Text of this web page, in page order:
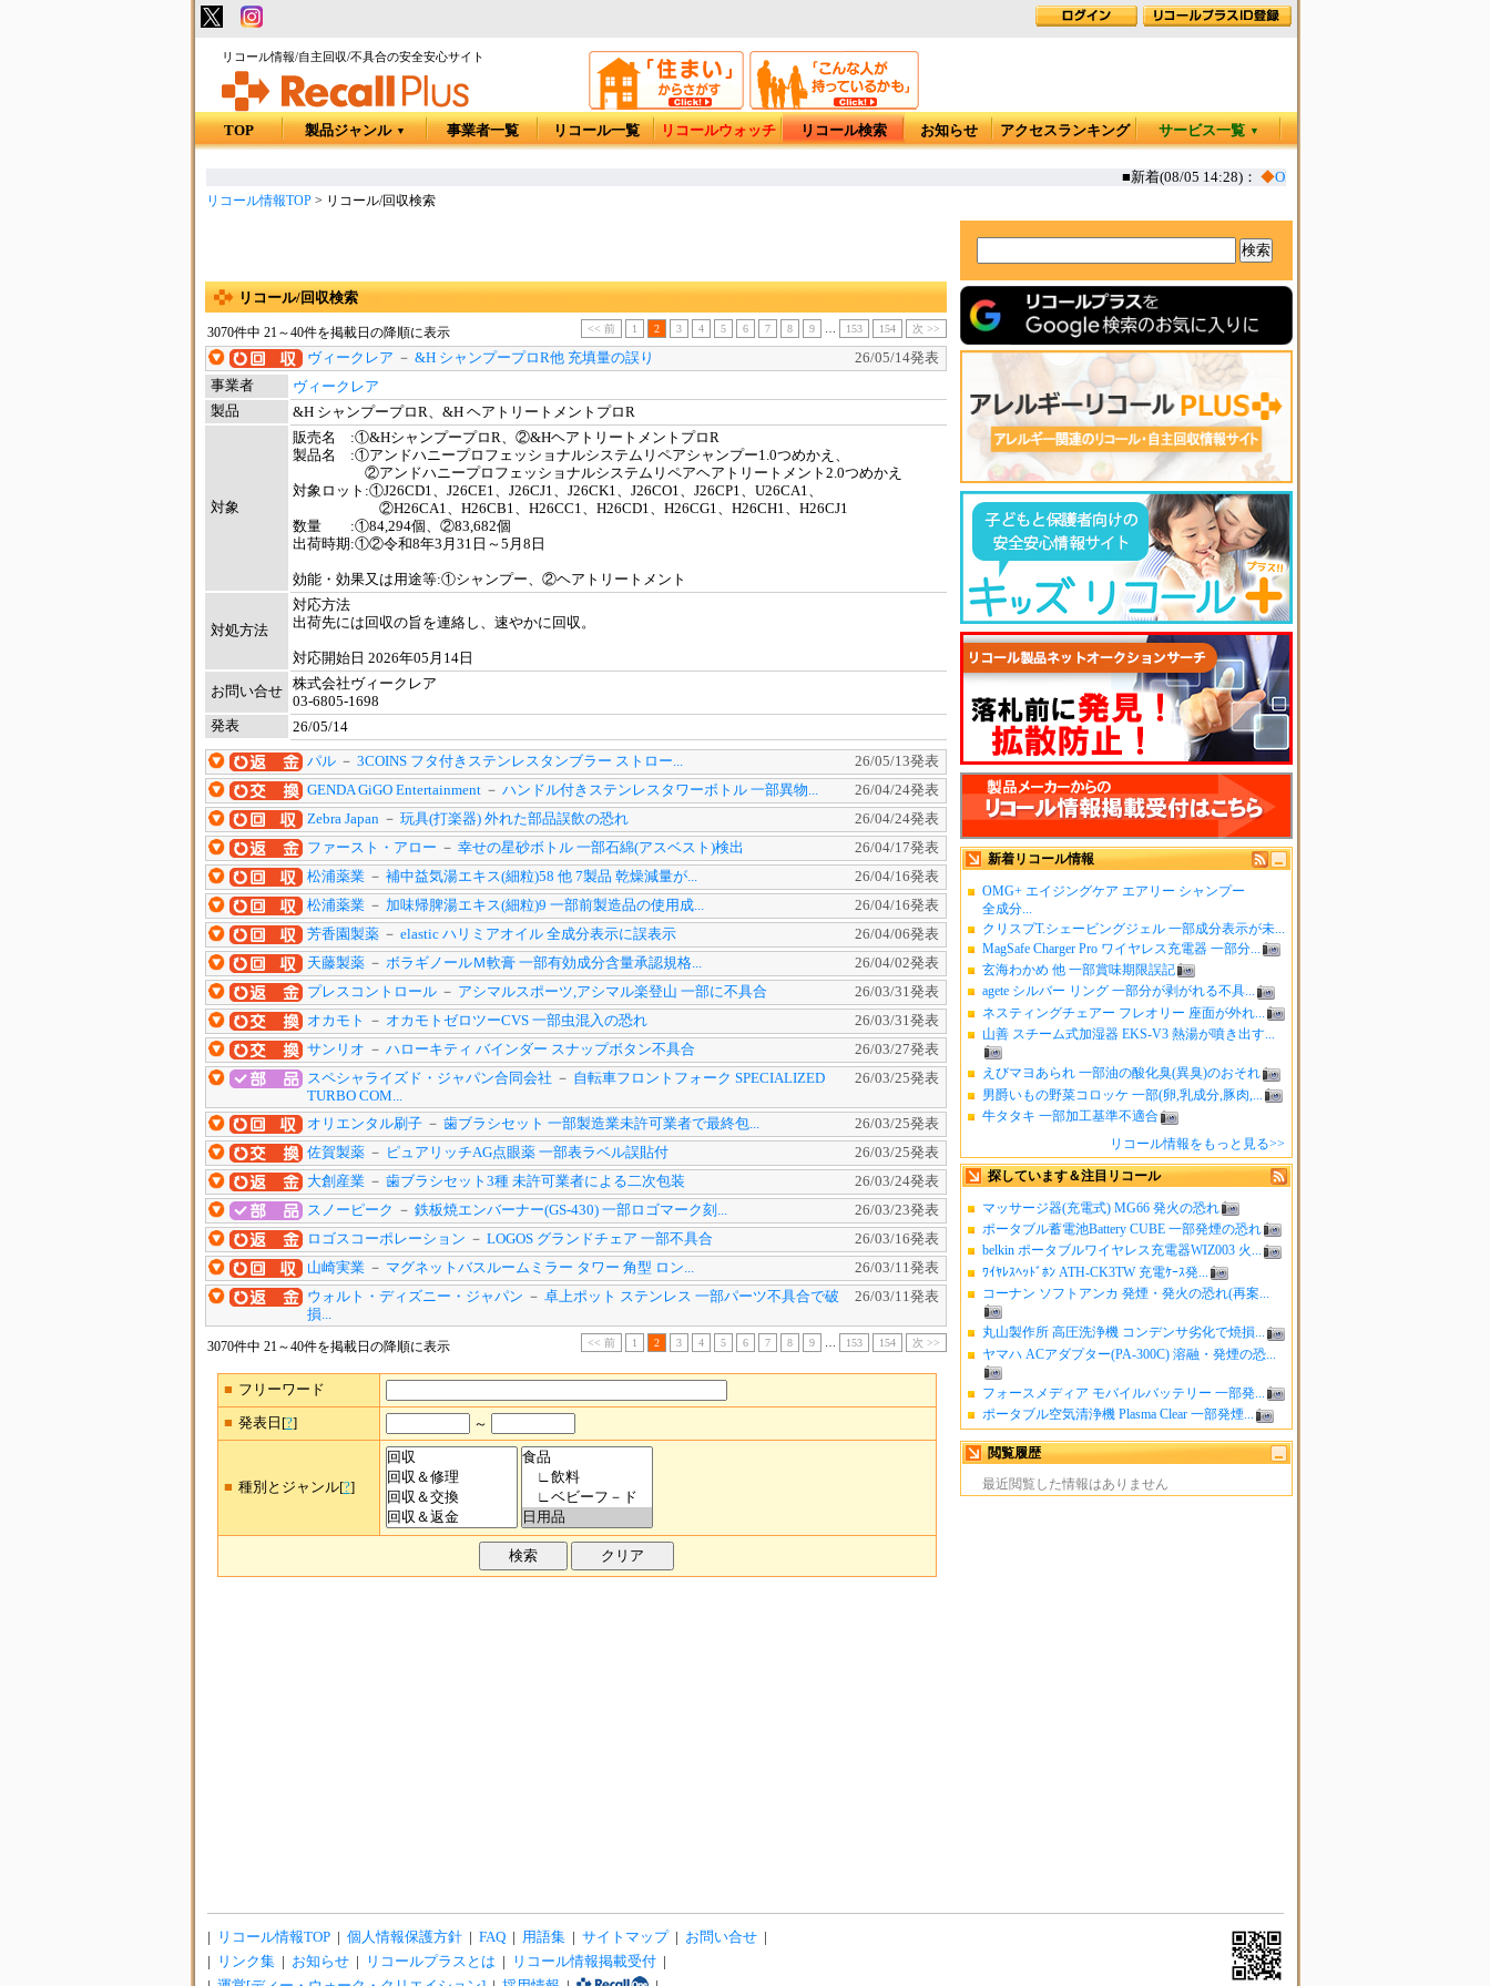
リコール情報/自主回収/不具合の安全安心サイト
TOP 製品ジャンル ▼ 事業者一覧 リコール一覧 リコールウォッチ リコール検索 お知らせ アクセスランキング サービス一覧 ▼
■新着(08/05 14:28)： ◆OMG+ エイジングケア エアリー
リコール情報TOP> リコール/回収検索
新着リコール情報
OMG+ エイジングケア エアリー シャンプー
全成分...
クリスプT.シェービングジェル 一部成分表示が未...
MagSafe Charger Pro ワイヤレス充電器 一部分...
玄海わかめ 他 一部賞味期限誤記
agete シルバー リング 一部分が剥がれる不具...
ネスティングチェアー フレオリー 座面が外れ...
山善 スチーム式加湿器 EKS-V3 熱湯が噴き出す...
えびマヨあられ 一部油の酸化臭(異臭)のおそれ
男爵いもの野菜コロッケ 一部(卵,乳成分,豚肉,...
牛タタキ 一部加工基準不適合
リコール情報をもっと見る>>
探しています＆注目リコール
マッサージ器(充電式) MG66 発火の恐れ
ポータブル蓄電池Battery CUBE 一部発煙の恐れ
belkin ポータブルワイヤレス充電器WIZ003 火...
ﾜｲﾔﾚｽﾍｯﾄﾞﾎﾝ ATH-CK3TW 充電ｹｰｽ発...
コーナン ソフトアンカ 発煙・発火の恐れ(再案...
丸山製作所 高圧洗浄機 コンデンサ劣化で焼損...
ヤマハ ACアダプター(PA-300C) 溶融・発煙の恐...
フォースメディア モバイルバッテリー 一部発...
ポータブル空気清浄機 Plasma Clear 一部発煙...
閲覧履歴
最近閲覧した情報はありません
リコール/回収検索
3070件中 21～40件を掲載日の降順に表示 << 前 1 2 3 4 5 6 7 8 9 153 154 次 >>
ヴィークレア － &H シャンプープロR他 充填量の誤り
26/05/14発表
事業者
ヴィークレア
製品
&H シャンプープロR、&H ヘアトリートメントプロR
対象
販売名 :①&HシャンプープロR、②&HヘアトリートメントプロR
製品名 :①アンドハニープロフェッショナルシステムリペアシャンプー1.0つめかえ、
②アンドハニープロフェッショナルシステムリペアヘアトリートメント2.0つめかえ
対象ロット:①J26CD1、J26CE1、J26CJ1、J26CK1、J26CO1、J26CP1、U26CA1、
②H26CA1、H26CB1、H26CC1、H26CD1、H26CG1、H26CH1、H26CJ1
数量 :①84,294個、②83,682個
出荷時期:①②令和8年3月31日～5月8日
効能・効果又は用途等:①シャンプー、②ヘアトリートメント
対処方法
対応方法
出荷先には回収の旨を連絡し、速やかに回収。
対応開始日 2026年05月14日
お問い合せ
株式会社ヴィークレア
03-6805-1698
発表
26/05/14
パル－ 3COINS フタ付きステンレスタンブラー ストロー...
26/05/13発表
GENDA GiGO Entertainment－ ハンドル付きステンレスタワーボトル 一部異物...
26/04/24発表
Zebra Japan－ 玩具(打楽器) 外れた部品誤飲の恐れ
26/04/24発表
ファースト・アロー － 幸せの星砂ボトル 一部石綿(アスベスト)検出
26/04/17発表
松浦薬業－ 補中益気湯エキス(細粒)58 他 7製品 乾燥減量が...
26/04/16発表
松浦薬業－ 加味帰脾湯エキス(細粒)9 一部前製造品の使用成...
26/04/16発表
芳香園製薬－ elastic ハリミアオイル 全成分表示に誤表示
26/04/06発表
天藤製薬－ ボラギノールＭ軟膏 一部有効成分含量承認規格...
26/04/02発表
プレスコントロール－ アシマルスポーツ,アシマル楽登山 一部に不具合
26/03/31発表
オカモト
－ オカモトゼロツーCVS 一部虫混入の恐れ
26/03/31発表
サンリオ － ハローキティ バインダー スナップボタン不具合
26/03/27発表
スペシャライズド・ジャパン合同会社 － 自転車フロントフォーク SPECIALIZED
TURBO COM...
26/03/25発表
オリエンタル刷子－ 歯ブラシセット 一部製造業未許可業者で最終包...
26/03/25発表
佐賀製薬－ ピュアリッチAG点眼薬 一部表ラベル誤貼付
26/03/25発表
大創産業－ 歯ブラシセット3種 未許可業者による二次包装
26/03/24発表
スノーピーク － 鉄板焼エンバーナー(GS-430) 一部ロゴマーク刻...
26/03/23発表
ロゴスコーポレーション － LOGOS グランドチェア 一部不具合
26/03/16発表
山崎実業－ マグネットバスルームミラー タワー 角型 ロン...
26/03/11発表
ウォルト・ディズニー・ジャパン － 卓上ポット ステンレス 一部パーツ不具合で破
損...
26/03/11発表
3070件中 21～40件を掲載日の降順に表示 << 前 1 2 3 4 5 6 7 8 9 153 154 次 >>
■フリーワード
■発表日[?] ～
■種別とジャンル[?]
リコール情報TOP 個人情報保護方針 FAQ 用語集 サイトマップ お問い合せ
リンク集 お知らせ リコールプラスとは リコール情報掲載受付